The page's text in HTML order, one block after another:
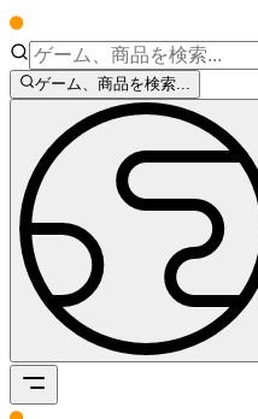
ゲーム、商品を検索...